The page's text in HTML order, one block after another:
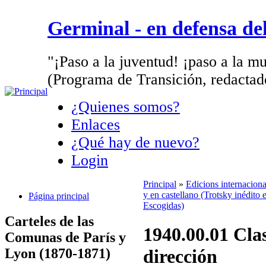
Germinal - en defensa
"¡Paso a la juventud! ¡paso a la
(Programa de Transición,
¿Quienes somos?
Enlaces
¿Qué hay de nuevo?
Login
Página principal
Carteles de las
Comunas de París y
Lyon (1870-1871)
Principal » Edicions
y en castellano (Trotsky inédito
Escogidas)
1940.00.01
dirección